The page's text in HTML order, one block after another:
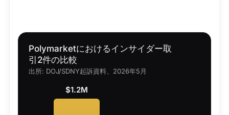
Polymarketにおけるインサイダー取
引2件の比較
出所: DOJ/SDNY起訴資料、2026年5月
$1.2M